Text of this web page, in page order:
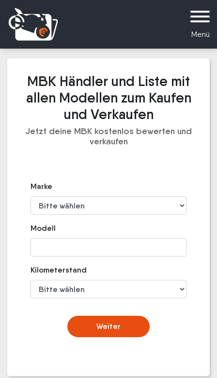
Menü
MBK Händler und Liste mit
allen Modellen zum Kaufen
und Verkaufen
Jetzt deine MBK kostenlos bewerten und
verkaufen
Marke
Modell
Kilometerstand
Weiter